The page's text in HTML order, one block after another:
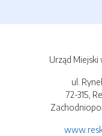
Urząd Miejski
ul.
72-315,